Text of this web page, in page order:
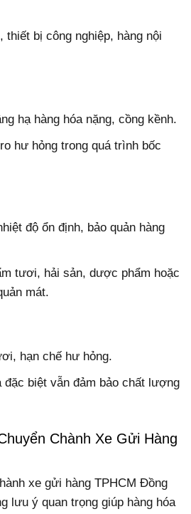
thiết bị công nghiệp, hàng nội
hạ hàng hóa nặng, cồng kềnh.
hư hỏng trong quá trình bốc
độ ổn định, bảo quản hàng
tươi, hải sản, dược phẩm hoặc
mát.
hạn chế hư hỏng.
đặc biệt vẫn đảm bảo chất lượng
Chành Xe Gửi Hàng
xe gửi hàng TPHCM Đồng
lưu ý quan trọng giúp hàng hóa